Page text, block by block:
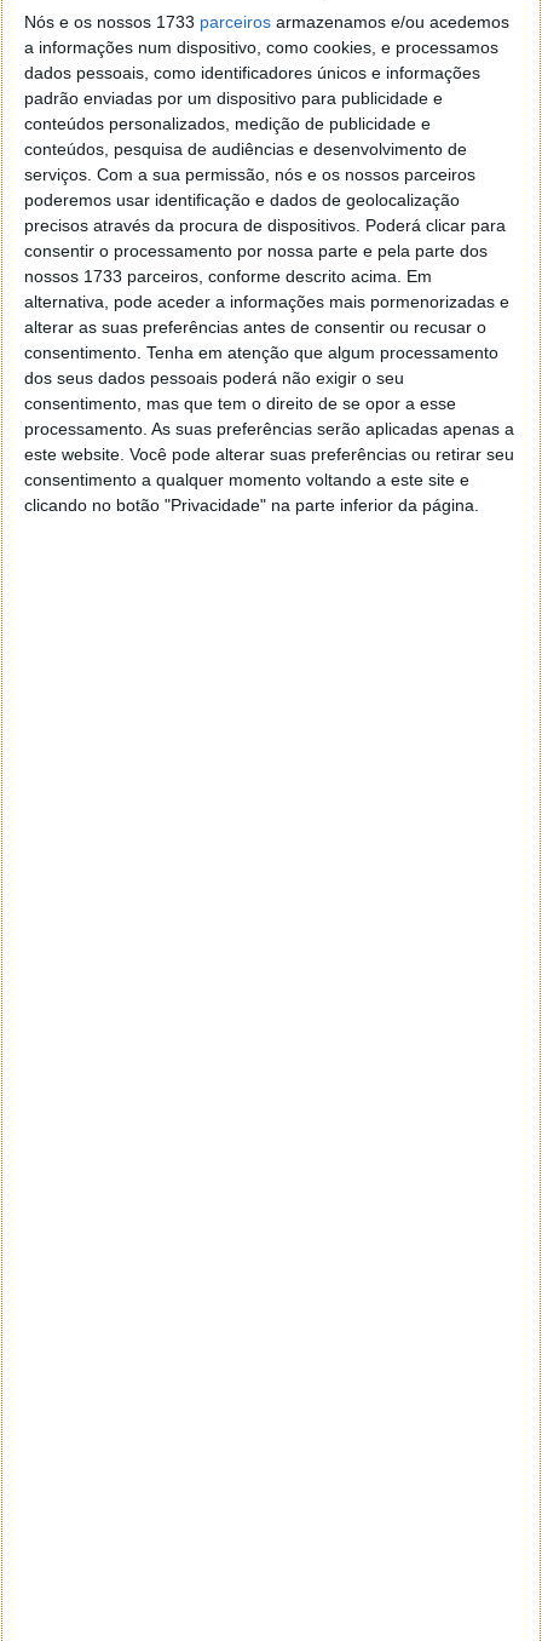
Nós e os nossos 1733 parceiros armazenamos e/ou acedemos
a informações num dispositivo, como cookies, e processamos
dados pessoais, como identificadores únicos e informações
padrão enviadas por um dispositivo para publicidade e
conteúdos personalizados, medição de publicidade e
conteúdos, pesquisa de audiências e desenvolvimento de
serviços. Com a sua permissão, nós e os nossos parceiros
poderemos usar identificação e dados de geolocalização
precisos através da procura de dispositivos. Poderá clicar para
consentir o processamento por nossa parte e pela parte dos
nossos 1733 parceiros, conforme descrito acima. Em
alternativa, pode aceder a informações mais pormenorizadas e
alterar as suas preferências antes de consentir ou recusar o
consentimento. Tenha em atenção que algum processamento
dos seus dados pessoais poderá não exigir o seu
consentimento, mas que tem o direito de se opor a esse
processamento. As suas preferências serão aplicadas apenas a
este website. Você pode alterar suas preferências ou retirar seu
consentimento a qualquer momento voltando a este site e
clicando no botão "Privacidade" na parte inferior da página.
Homem que recebeu o primeiro
transplante de coração de porco morre
após 2 meses
09 MAR 2022·CIÊNCIA 18 COMENTÁRIOS
Foi um transplante histórico e, na altura, um sucesso.
No entanto, o americano David Bennet, que recebeu
um coração de porco geneticamente modificado,
morreu agora, dois meses depois.
O hospital de Maryland, que acolheu a cirurgia
pioneira, anunciou hoje o óbito.